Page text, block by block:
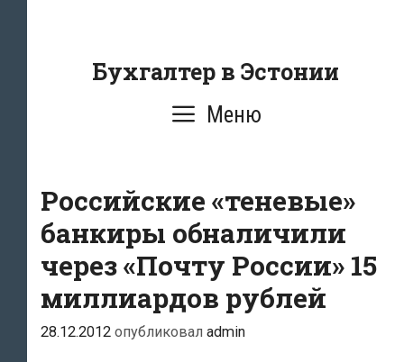
содержаниюБухгалтер в Эстонии
Меню
Российские «теневые»
банкиры обналичили
через «Почту России» 15
миллиардов рублей
28.12.2012 опубликовал admin